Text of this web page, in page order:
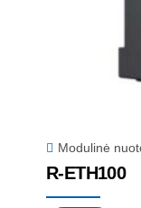
Modulinė
R-ETH100